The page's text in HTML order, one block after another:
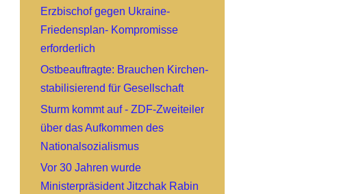
Erzbischof gegen Ukraine-
Friedensplan- Kompromisse
erforderlich
Ostbeauftragte: Brauchen Kirchen-
stabilisierend für Gesellschaft
Sturm kommt auf - ZDF-Zweiteiler
über das Aufkommen des
Nationalsozialismus
Vor 30 Jahren wurde
Ministerpräsident Jitzchak Rabin